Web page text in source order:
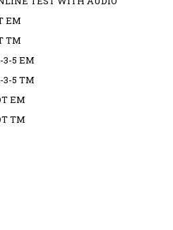
EM
TM
3-5 EM
3-5 TM
EM
TM